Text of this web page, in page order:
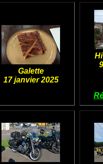
Galette
17 janvier 2025